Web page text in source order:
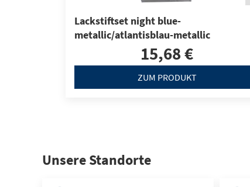
Lackstiftset night blue-
metallic/atlantisblau-metallic
15,68 €
ZUM PRODUKT
Unsere Standorte